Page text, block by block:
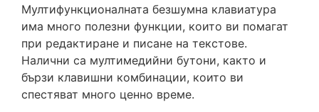
Мултифункционалната безшумна клавиатура
има много полезни функции, които ви помагат
при редактиране и писане на текстове.
Налични са мултимедийни бутони, както и
бързи клавишни комбинации, които ви
спестяват много ценно време.